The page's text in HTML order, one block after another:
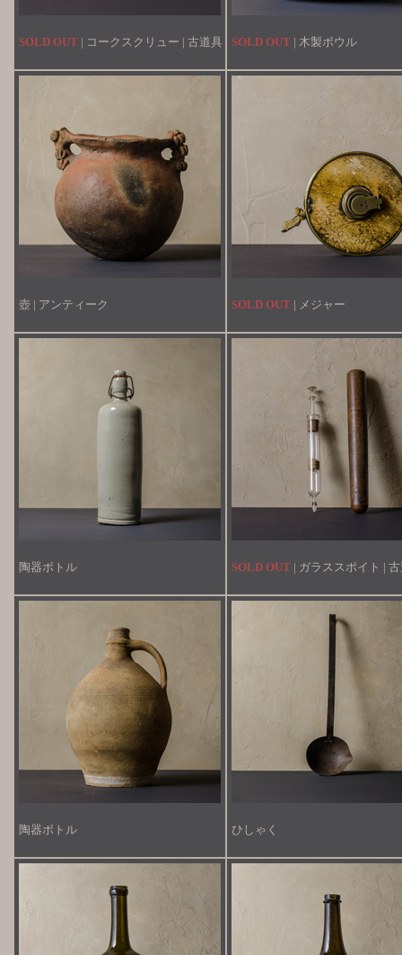
SOLD OUT | コークスクリュー | 古道具 SOLD OUT | 木製ボウル
壺 | アンティーク SOLD OUT | メジャー
陶器ボトル SOLD OUT | ガラススポイト |
陶器ボトル ひしゃく